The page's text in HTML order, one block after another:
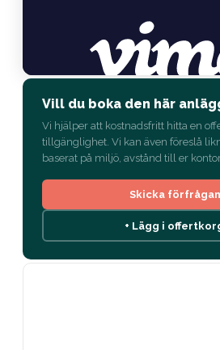
Vill du boka den här
Vi hjälper att kostnadsfritt hitta en
tillgänglighet. Vi kan även föreslå
baserat på miljö, avstånd till er
Skicka
+ Lägg i